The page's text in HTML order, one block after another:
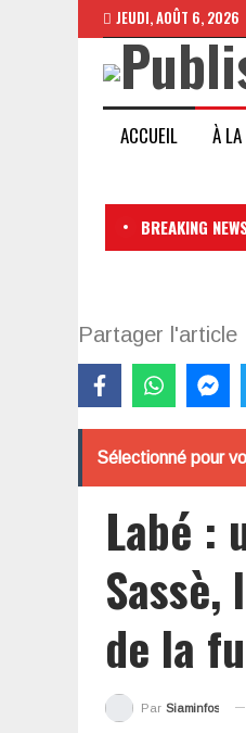
JEUDI, AOÛT 6, 2026
ACCUEIL À
BREAKING
Partager l'article
Sélectionné pour
Labé :
de la
Par Siaminfos